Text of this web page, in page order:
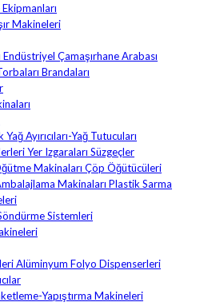
Makineleri
Endüstriyel Çamaşırhane Arabası
Brandaları
Ayırıcıları-Yağ Tutucuları
Yer Izgaraları Süzgeçler
Makinaları Çöp Öğütücüleri
Makinaları Plastik Sarma
Sistemleri
Alüminyum Folyo Dispenserleri
Yapıştırma Makineleri